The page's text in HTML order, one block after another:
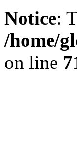
Notice:
/home/
on line